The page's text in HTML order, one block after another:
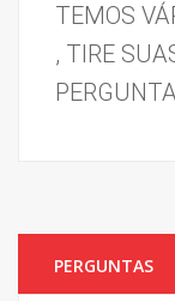
TEMOS
, TIRE
PERGUNTAS